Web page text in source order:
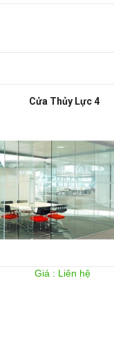
Cửa Thủy Lực 4
Giá : Liên hệ